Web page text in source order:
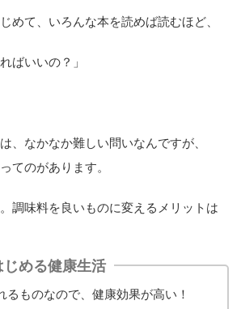
めて、いろんな本を読めば読むほど、
ばいいの？」
、なかなか難しい問いなんですが、
てのがあります。
調味料を良いものに変えるメリットは
める健康生活
るものなので、健康効果が高い！